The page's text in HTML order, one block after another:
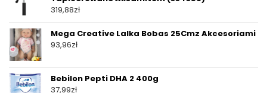
319,88zł
Mega Creative Lalka Bobas 25Cmz Akcesoriami
93,96zł
Bebilon Pepti DHA 2 400g
37,99zł